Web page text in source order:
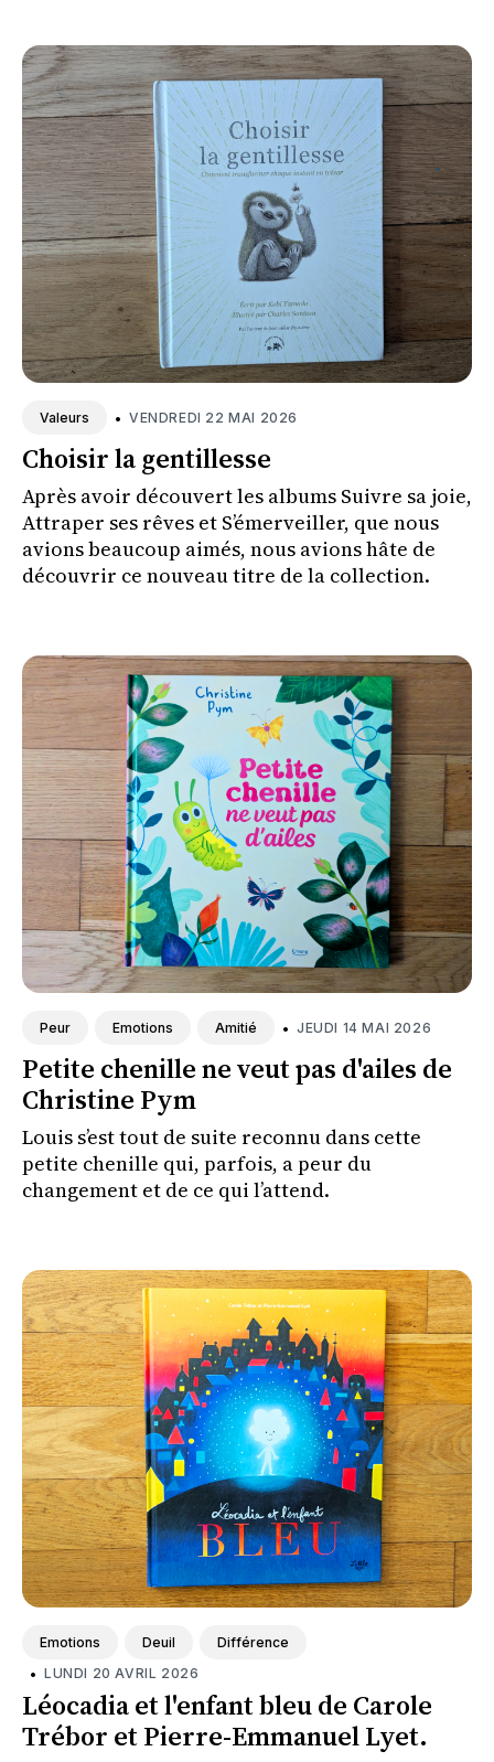
Valeurs • VENDREDI 22 MAI 2026
Choisir la gentillesse
Après avoir découvert les albums Suivre sa joie,
Attraper ses rêves et S’émerveiller, que nous
avions beaucoup aimés, nous avions hâte de
découvrir ce nouveau titre de la collection.
Peur Emotions Amitié • JEUDI 14 MAI 2026
Petite chenille ne veut pas d'ailes de
Christine Pym
Louis s’est tout de suite reconnu dans cette
petite chenille qui, parfois, a peur du
changement et de ce qui l’attend.
Emotions Deuil Différence
• LUNDI 20 AVRIL 2026
Léocadia et l'enfant bleu de Carole
Trébor et Pierre-Emmanuel Lyet.